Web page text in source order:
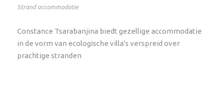
Strand accommodatie
Constance Tsarabanjina biedt gezellige accommodatie
in de vorm van ecologische villa's verspreid over
prachtige stranden